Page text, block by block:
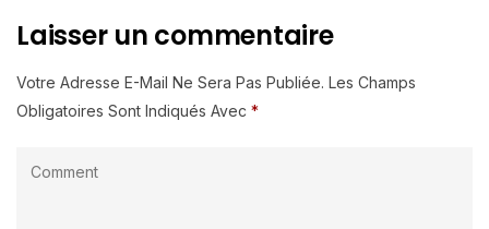
Laisser un commentaire
Votre Adresse E-Mail Ne Sera Pas Publiée. Les Champs
Obligatoires Sont Indiqués Avec *